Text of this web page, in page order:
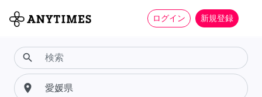
ログイン 新規登録
search
place